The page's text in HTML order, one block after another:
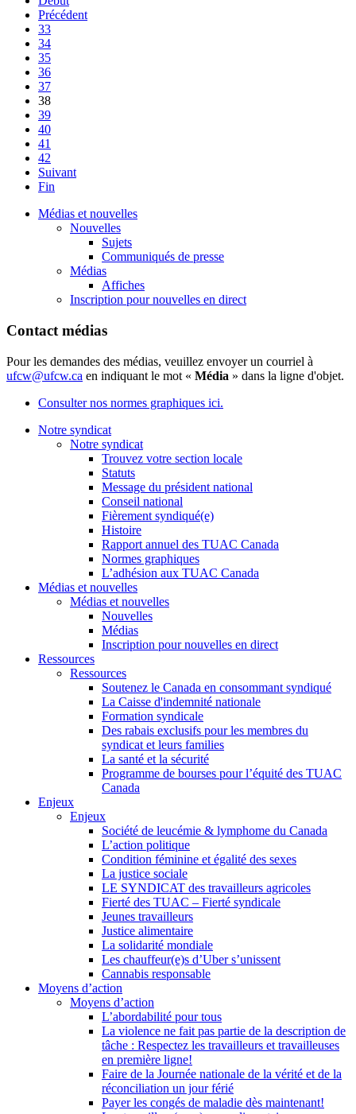
Précédent
33
34
35
36
37
38
39
40
41
42
Suivant
Fin
Médias et nouvelles
Nouvelles
Sujets
Communiqués de presse
Médias
Affiches
Inscription pour nouvelles en direct
Contact médias
Pour les demandes des médias, veuillez envoyer un courriel à
ufcw@ufcw.ca en indiquant le mot « Média » dans la ligne d'objet.
Consulter nos normes graphiques ici.
Notre syndicat
Notre syndicat
Trouvez votre section locale
Statuts
Message du président national
Conseil national
Fièrement syndiqué(e)
Histoire
Rapport annuel des TUAC Canada
Normes graphiques
L’adhésion aux TUAC Canada
Médias et nouvelles
Médias et nouvelles
Nouvelles
Médias
Inscription pour nouvelles en direct
Ressources
Ressources
Soutenez le Canada en consommant syndiqué
La Caisse d'indemnité nationale
Formation syndicale
Des rabais exclusifs pour les membres du
syndicat et leurs families
La santé et la sécurité
Programme de bourses pour l’équité des TUAC
Canada
Enjeux
Enjeux
Société de leucémie & lymphome du Canada
L’action politique
Condition féminine et égalité des sexes
La justice sociale
LE SYNDICAT des travailleurs agricoles
Fierté des TUAC – Fierté syndicale
Jeunes travailleurs
Justice alimentaire
La solidarité mondiale
Les chauffeur(e)s d’Uber s’unissent
Cannabis responsable
Moyens d’action
Moyens d’action
L’abordabilité pour tous
La violence ne fait pas partie de la description de
tâche : Respectez les travailleurs et travailleuses
en première ligne!
Faire de la Journée nationale de la vérité et de la
réconciliation un jour férié
Payer les congés de maladie dès maintenant!